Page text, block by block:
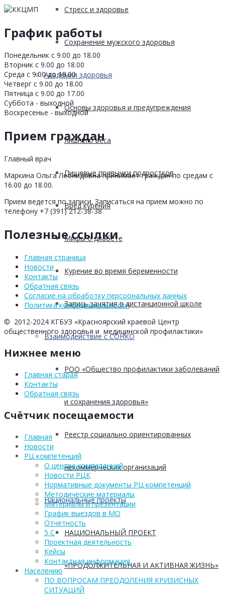
Стресс и здоровье
Сохранение мужского здоровья
Академия здоровья
Основы здоровья и предупреждения
лишнего веса
Пищевые привычки подростков
Вред курения
Мифы о диабете
Курение во время беременности
Запись занятия в дистанционной школе
Взаимодействие с СОНКО
РОО «Общество профилактики заболеваний
и сохранения здоровья»
Реестр социально ориентированных
некоммерческих организаций
Национальные проекты
НАЦИОНАЛЬНЫЙ ПРОЕКТ
«ПРОДОЛЖИТЕЛЬНАЯ И АКТИВНАЯ ЖИЗНЬ»
График работы
Понедельник с 9.00 до 18.00
Вторник с 9.00 до 18.00
Среда с 9.00 до 18.00
Четверг с 9.00 до 18.00
Пятница с 9.00 до 17.00
Суббота - выходной
Воскресенье - выходной
Прием граждан
Главный врач
Маркина Ольга Леонидовна принимает граждан по средам с
16.00 до 18.00.
Прием ведется по записи. Записаться на прием можно по
телефону +7 (391) 212-38-38
Полезные ссылки
Главная страница
Новости
Контакты
Обратная связь
Согласие на обработку персоональных данных
Политика конфидициальности
© 2012-2024 КГБУЗ «Красноярский краевой Центр
общественного здоровья и медицинской профилактики»
Нижнее меню
Главная старая
Контакты
Обратная связь
Счётчик посещаемости
Главная
Новости
РЦ компетенций
О центре компетенций
Новости РЦК
Нормативные документы РЦ компетенций
Методические материалы
Материалы и презентации
График выездов в МО
Отчетность
5 С
Проектная деятельность
Кейсы
Контактная информация
Населению
ПО ВОПРОСАМ ПРЕОДОЛЕНИЯ КРИЗИСНЫХ
СИТУАЦИЙ